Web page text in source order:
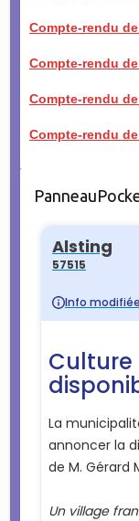
Compte-rendu
Compte-rendu
Compte-rendu
Compte-rendu